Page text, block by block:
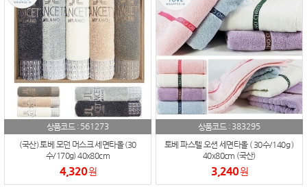
상품코드 : 561273
(국산) 토베 모던 머스크 세면타올 (30
수/170g) 40x80cm
4,320원
상품코드 : 383295
토베 파스텔 오션 세면타올 ( 30수/140g )
40x80cm (국산)
3,240원